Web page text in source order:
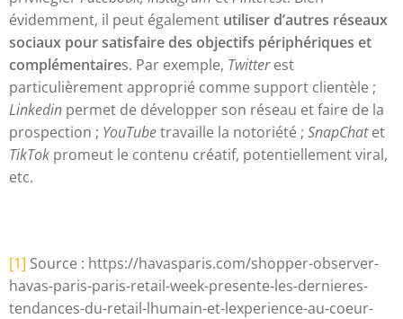
évidemment, il peut également utiliser d’autres réseaux
sociaux pour satisfaire des objectifs périphériques et
complémentaires. Par exemple, Twitterest
particulièrement approprié comme support clientèle ;
Linkedin permet de développer son réseau et faire de la
prospection ; YouTubetravaille la notoriété ; SnapChatet
TikTok promeut le contenu créatif, potentiellement viral,
etc.
[1] Source : https://havasparis.com/shopper-observer-
havas-paris-paris-retail-week-presente-les-dernieres-
tendances-du-retail-lhumain-et-lexperience-au-coeur-